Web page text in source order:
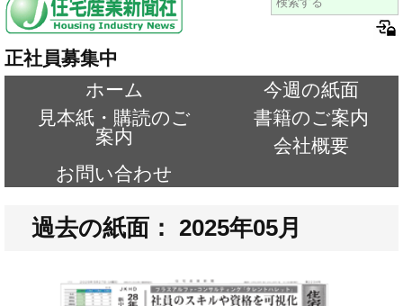
正社員募集中
ホーム
今週の紙面
見本紙・購読のご
案内
書籍のご案内
会社概要
お問い合わせ
過去の紙面： 2025年05月